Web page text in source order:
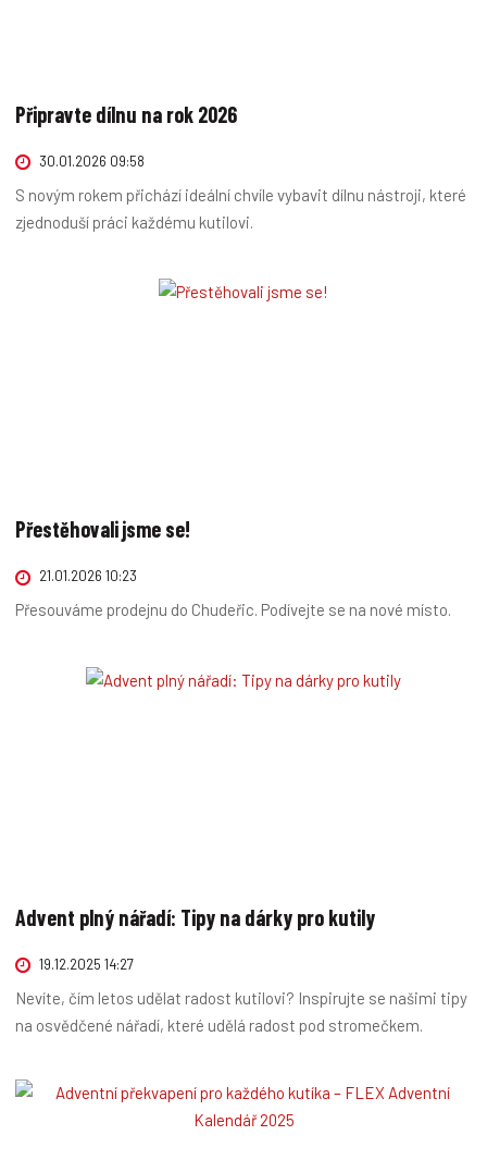
Připravte dílnu na rok 2026
30.01.2026 09:58
S novým rokem přichází ideální chvíle vybavit dílnu nástroji, které
zjednoduší práci každému kutilovi.
Přestěhovali jsme se!
21.01.2026 10:23
Přesouváme prodejnu do Chudeřic. Podívejte se na nové místo.
Advent plný nářadí: Tipy na dárky pro kutily
19.12.2025 14:27
Nevíte, čím letos udělat radost kutilovi? Inspirujte se našimi tipy
na osvědčené nářadí, které udělá radost pod stromečkem.